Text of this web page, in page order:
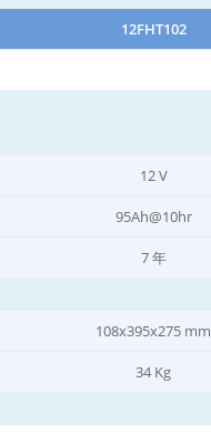
12FHT102
12 V
95Ah@10hr
7 年
108x395x275 mm
34 Kg